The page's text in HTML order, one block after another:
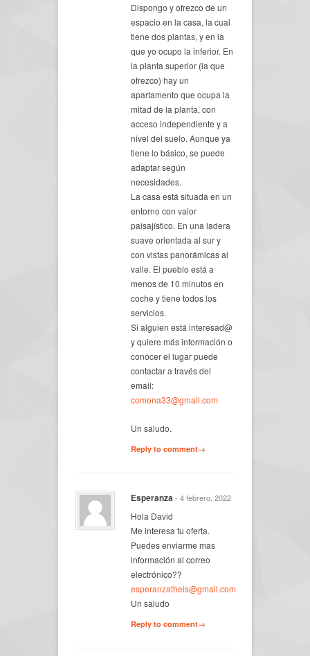
Dispongo y ofrezco de un
espacio en la casa, la cual
tiene dos plantas, y en la
que yo ocupo la inferior. En
la planta superior (la que
ofrezco) hay un
apartamento que ocupa la
mitad de la planta, con
acceso independiente y a
nivel del suelo. Aunque ya
tiene lo básico, se puede
adaptar según
necesidades.
La casa está situada en un
entorno con valor
paisajístico. En una ladera
suave orientada al sur y
con vistas panorámicas al
valle. El pueblo está a
menos de 10 minutos en
coche y tiene todos los
servicios.
Si alguien está interesad@
y quiere más información o
conocer el lugar puede
contactar a través del
email:
comona33@gmail.com
Un saludo.
Reply to comment→
Esperanza- 4 febrero, 2022
Hola David
Me interesa tu oferta.
Puedes enviarme mas
información al correo
electrónico??
esperanzatheis@gmail.com
Un saludo
Reply to comment→